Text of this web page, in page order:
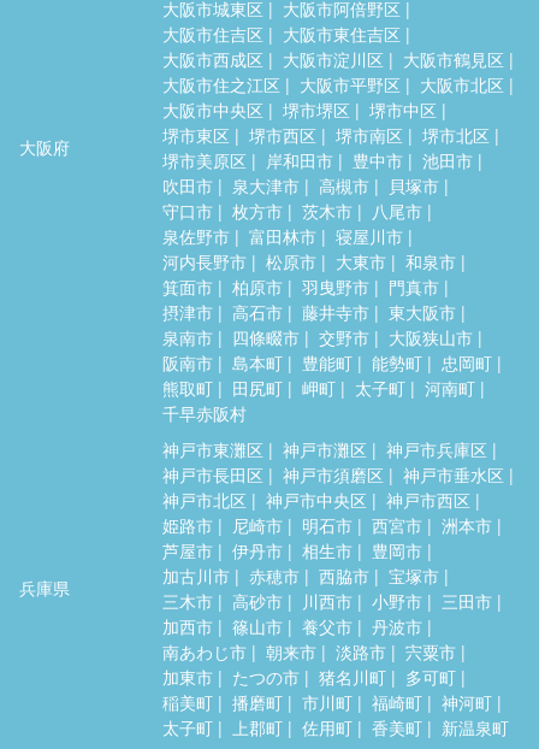
大阪府
大阪市城東区
大阪市阿倍野区
大阪市住吉区
大阪市東住吉区
大阪市西成区
大阪市淀川区
大阪市鶴見区
大阪市住之江区
大阪市平野区
大阪市北区
大阪市中央区
堺市堺区
堺市中区
堺市東区
堺市西区 堺市南区
堺市北区
堺市美原区
岸和田市 豊中市
池田市
吹田市
泉大津市 高槻市
貝塚市
守口市
枚方市 茨木市
八尾市
泉佐野市
富田林市
寝屋川市
河内長野市
松原市 大東市
和泉市
箕面市
柏原市 羽曳野市
門真市
摂津市
高石市 藤井寺市
東大阪市
泉南市
四條畷市 交野市
大阪狭山市
阪南市
島本町 豊能町 能勢町
忠岡町
熊取町
田尻町 岬町 太子町
河南町
千早赤阪村
兵庫県
神戸市東灘区 神戸市灘区
神戸市兵庫区
神戸市長田区
神戸市須磨区
神戸市垂水区
神戸市北区
神戸市中央区
神戸市西区
姫路市
尼崎市 明石市 西宮市
洲本市
芦屋市
伊丹市 相生市
豊岡市
加古川市
赤穂市 西脇市
宝塚市
三木市
高砂市 川西市 小野市
三田市
加西市
篠山市 養父市
丹波市
南あわじ市
朝来市 淡路市
宍粟市
加東市
たつの市 猪名川町
多可町
稲美町
播磨町 市川町 福崎町
神河町
太子町
上郡町 佐用町 香美町 新温泉町